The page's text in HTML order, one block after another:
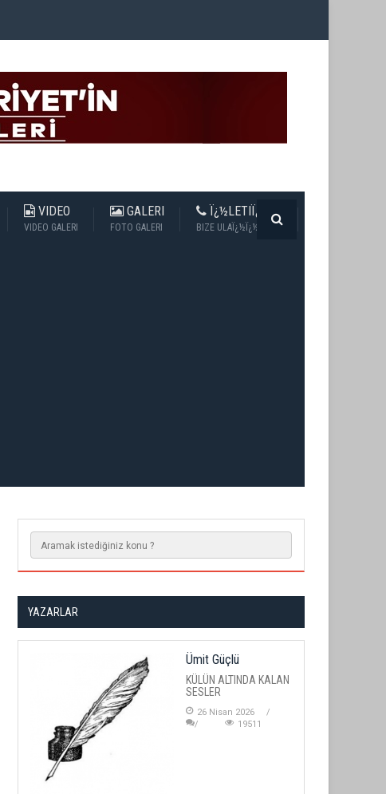
VIDEO
VIDEO GALERI
GALERI
FOTO GALERI
Ï¿½LETIÏ¿½IM
BIZE ULAÏ¿½Ï¿½N
YAZARLAR
Ümit Güçlü
KÜLÜN ALTINDA KALAN
SESLER
26 Nisan 2026
19511